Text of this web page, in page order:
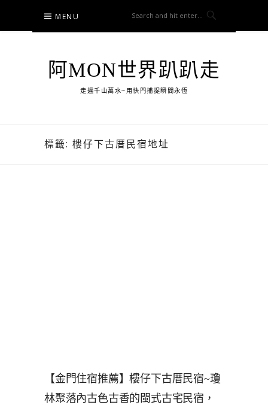
content
MENU
阿MON世界趴趴走
走遍千山萬水~用快門捕捉瞬間永恆
標籤: 樓仔下古厝民宿地址
【金門住宿推薦】樓仔下古厝民宿~瓊
林聚落內古色古香的閩式古宅民宿，